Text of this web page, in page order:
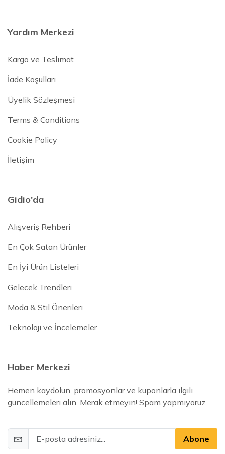
Yardım Merkezi
Kargo ve Teslimat
İade Koşulları
Üyelik Sözleşmesi
Terms & Conditions
Cookie Policy
İletişim
Gidio'da
Alışveriş Rehberi
En Çok Satan Ürünler
En İyi Ürün Listeleri
Gelecek Trendleri
Moda & Stil Önerileri
Teknoloji ve İncelemeler
Haber Merkezi
Hemen kaydolun, promosyonlar ve kuponlarla ilgili
güncellemeleri alın. Merak etmeyin! Spam yapmıyoruz.
Abone